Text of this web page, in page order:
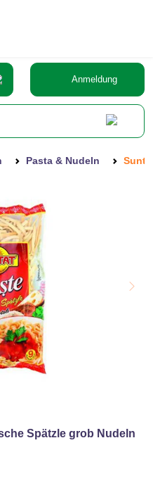
Anmeldung
Pasta & Nudeln
Spätzle grob Nudeln